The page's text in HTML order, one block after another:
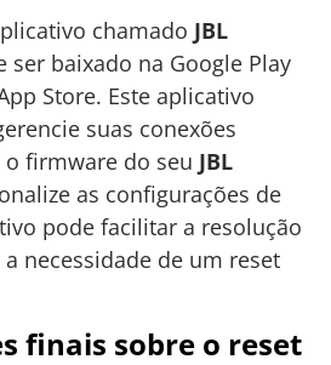
chamado JBL
ser baixado na Google Play
Store. Este aplicativo
suas conexões
firmware do seu JBL
as configurações de
pode facilitar a resolução
necessidade de um reset
finais sobre o reset